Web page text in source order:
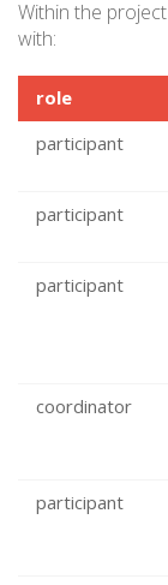
Within the project
with:
role
participant
participant
participant
coordinator
participant